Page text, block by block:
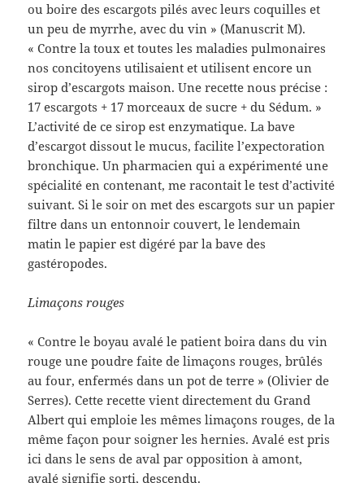
ou boire des escargots pilés avec leurs coquilles et
un peu de myrrhe, avec du vin » (Manuscrit M).
« Contre la toux et toutes les maladies pulmonaires
nos concitoyens utilisaient et utilisent encore un
sirop d’escargots maison. Une recette nous précise :
17 escargots + 17 morceaux de sucre + du Sédum. »
L’activité de ce sirop est enzymatique. La bave
d’escargot dissout le mucus, facilite l’expectoration
bronchique. Un pharmacien qui a expérimenté une
spécialité en contenant, me racontait le test d’activité
suivant. Si le soir on met des escargots sur un papier
filtre dans un entonnoir couvert, le lendemain
matin le papier est digéré par la bave des
gastéropodes.
Limaçons rouges
« Contre le boyau avalé le patient boira dans du vin
rouge une poudre faite de limaçons rouges, brûlés
au four, enfermés dans un pot de terre » (Olivier de
Serres). Cette recette vient directement du Grand
Albert qui emploie les mêmes limaçons rouges, de la
même façon pour soigner les hernies. Avalé est pris
ici dans le sens de aval par opposition à amont,
avalé signifie sorti, descendu.